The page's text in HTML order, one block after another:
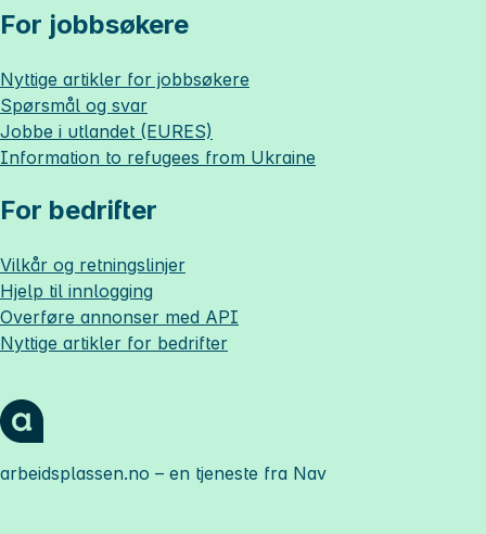
For jobbsøkere
Nyttige artikler for jobbsøkere
Spørsmål og svar
Jobbe i utlandet (EURES)
Information to refugees from Ukraine
For bedrifter
Vilkår og retningslinjer
Hjelp til innlogging
Overføre annonser med API
Nyttige artikler for bedrifter
arbeidsplassen.no – en tjeneste fra Nav